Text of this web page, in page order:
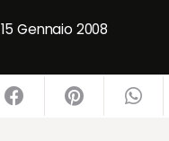
15 Gennaio 2008